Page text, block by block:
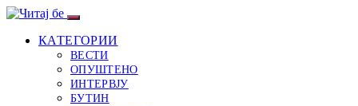
КАТЕГОРИИ
ВЕСТИ
ОПУШТЕНО
ИНТЕРВЈУ
БУТИН